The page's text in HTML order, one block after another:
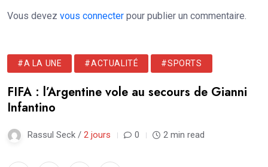
Vous devez vous connecter pour publier un commentaire.
#A LA UNE #ACTUALITÉ #SPORTS
FIFA : l’Argentine vole au secours de Gianni
Infantino
Rassul Seck / 2 jours 0 2 min read